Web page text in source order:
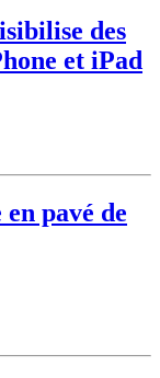
des
et iPad
pavé de